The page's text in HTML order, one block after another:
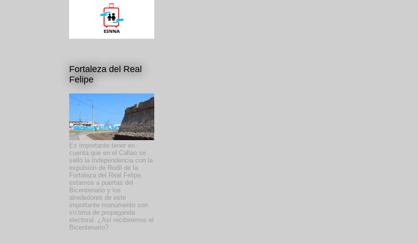
Fortaleza del Real
Felipe
Es importante tener en
cuenta que en el Callao se
selló la Independencia con la
expulsión de Rodil de la
Fortaleza del Real Felipe,
estamos a puertas del
Bicentenario y los
alrededores de este
importante monumento son
víctima de propaganda
electoral. ¿Así recibiremos el
Bicentenario?